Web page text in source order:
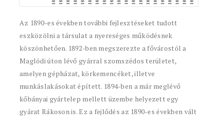
Az 1890-es években további fejlesztéseket tudott
eszközölni a társulat a nyereséges működésnek
köszönhetően. 1892-ben megszerezte a fővárostól a
Maglódi úton lévő gyárral szomszédos területet,
amelyen gépházat, körkemencéket, illetve
munkáslakásokat épített. 1894-ben a már meglévő
kőbányai gyártelep mellett üzembe helyezett egy
gyárat Rákoson is. Ez a fejlődés az 1890-es években vált